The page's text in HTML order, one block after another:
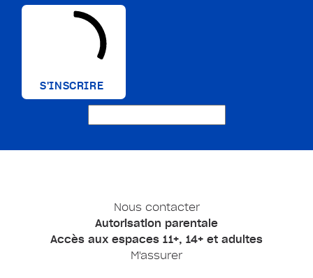
S'INSCRIRE
Nous contacter
Autorisation parentale
Accès aux espaces 11+, 14+ et adultes
M'assurer